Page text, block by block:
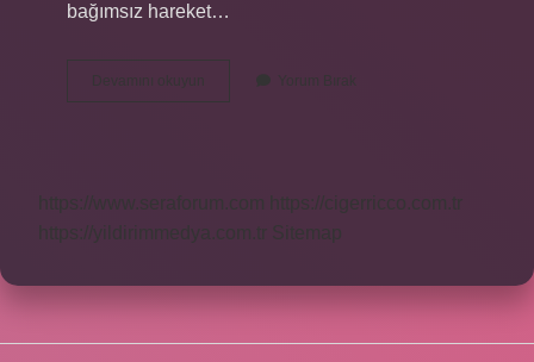
bağımsız hareket…
Devamını okuyun
Merkez
Yorum Bırak
https://www.seraforum.com
https://cigerricco.com.tr
https://yildirimmedya.com.tr
Sitemap